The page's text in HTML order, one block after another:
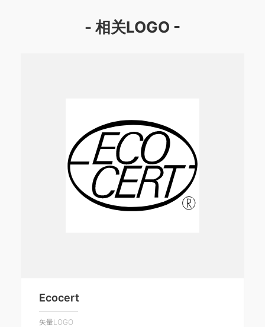
- 相关LOGO -
Ecocert
矢量LOGO